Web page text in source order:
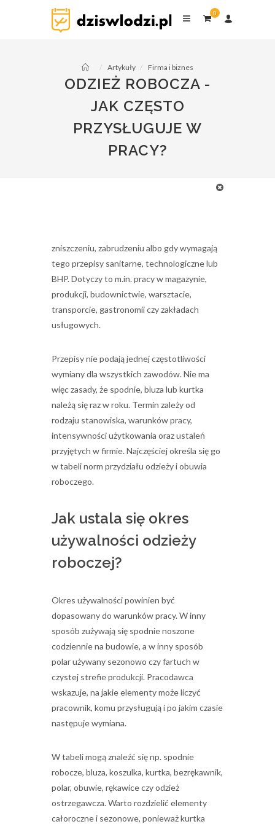
0
Artykuły Firma i biznes
ODZIEŻ ROBOCZA -
JAK CZĘSTO
PRZYSŁUGUJE W
PRACY?
17 cze 2026
dziswlodzi.pl
zniszczeniu, zabrudzeniu albo gdy wymagają
tego przepisy sanitarne, technologiczne lub
BHP. Dotyczy to m.in. pracy w magazynie,
produkcji, budownictwie, warsztacie,
transporcie, gastronomii czy zakładach
usługowych.
Przepisy nie podają jednej częstotliwości
wymiany dla wszystkich zawodów. Nie ma
więc zasady, że spodnie, bluza lub kurtka
należą się raz w roku. Termin zależy od
rodzaju stanowiska, warunków pracy,
intensywności użytkowania oraz ustaleń
przyjętych w firmie. Najczęściej określa się go
w tabeli norm przydziału odzieży i obuwia
roboczego.
Jak ustala się okres
używalności odzieży
roboczej?
Okres używalności powinien być
dopasowany do warunków pracy. W inny
sposób zużywają się spodnie noszone
codziennie na budowie, a w inny sposób
polar używany sezonowo czy fartuch w
czystej strefie produkcji. Pracodawca
wskazuje, na jakie elementy może liczyć
pracownik, komu przysługują i po jakim czasie
następuje wymiana.
W tabeli mogą znaleźć się np. spodnie
robocze, bluza, koszulka, kurtka, bezrękawnik,
polar, obuwie, rękawice czy odzież
ostrzegawcza. Warto rozdzielić elementy
całoroczne i sezonowe, ponieważ kurtka